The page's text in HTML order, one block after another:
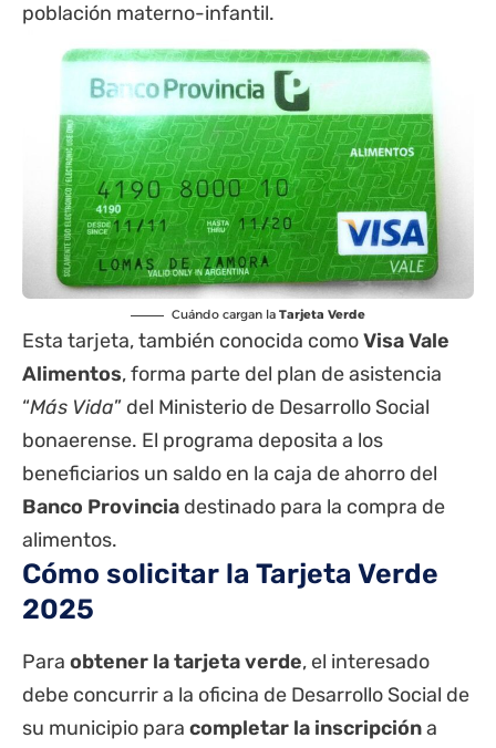
población materno-infantil.
Cuándo cargan la Tarjeta Verde
Esta tarjeta, también conocida comoVisa Vale
Alimentos, forma parte del plan de asistencia
“Más Vida” del Ministerio de Desarrollo Social
bonaerense. El programa deposita a los
beneficiarios un saldo en la caja de ahorro del
Banco Provincia destinado para la compra de
alimentos.
Cómo solicitar la Tarjeta Verde
2025
Para obtener latarjeta verde, el interesado
debe concurrir a la oficina de Desarrollo Social de
su municipio para completar la inscripcióna